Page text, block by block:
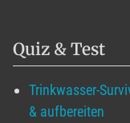
Quiz & Test
Trinkwasser-
& aufbereiten